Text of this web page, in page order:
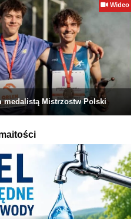
Wideo
medalistą Mistrzostw Polski